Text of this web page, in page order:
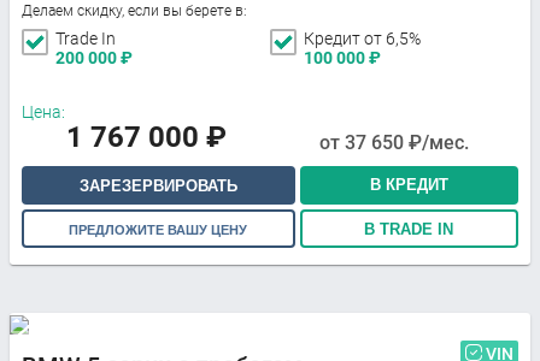
Делаем скидку, если вы берете в:
Trade In
200 000₽
Кредит от 6,5%
100 000₽
Цена:
1 767 000 ₽ от 37 650 ₽/мес.
ЗАРЕЗЕРВИРОВАТЬ В КРЕДИТ
ПРЕДЛОЖИТЕ ВАШУ ЦЕНУ В TRADE IN
VIN